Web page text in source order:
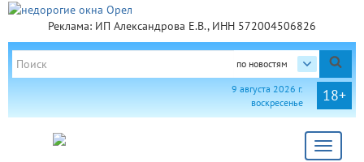
Реклама: ИП Александрова Е.В., ИНН 572004506826
по новостям
18+
9 августа 2026 г.
воскресенье
Toggle